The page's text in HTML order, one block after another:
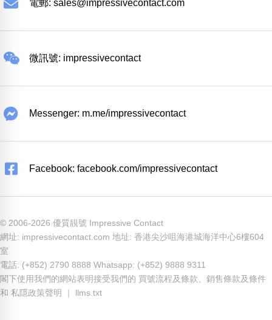
電郵: sales@impressivecontact.com
微訊號: impressivecontact
Messenger: m.me/impressivecontact
Facebook: facebook.com/impressivecontact
© 2006-2026 優質靚號 Impressive Contact
網址: impressivecontact.com 地址: 香港尖沙咀海港城海洋中心6樓604
室
電話: (+852) 2790 8888 Whatsapp: (+852) 9888 9311
閣下使用我們的網站表明接受我們的 買號流程及條款
銷售條款及條件
和 私隱政策聲明 llms.txt